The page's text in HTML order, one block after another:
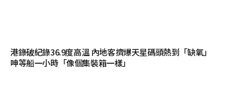
港錄破紀錄36.9度高溫 內地客擠爆天星碼頭熱到「缺氧」
呻等船一小時「像個集裝箱一樣」